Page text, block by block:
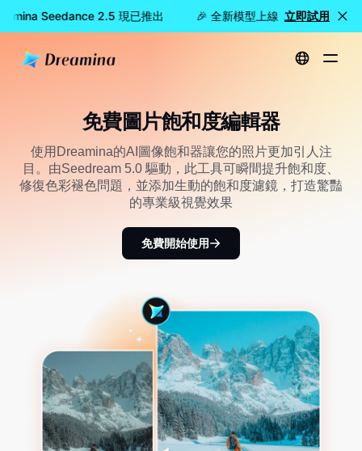
Seedance 2.5 現已推出 🎉 全新模型上線：Dreamina
立即試用
首頁 免費圖像飽和度編輯器
免費圖片飽和度編輯器
使用Dreamina的AI圖像飽和器讓您的照片更加引人注
目。由Seedream 5.0 驅動，此工具可瞬間提升飽和度、
修復色彩褪色問題，並添加生動的飽和度濾鏡，打造驚豔
的專業級視覺效果
免費開始使用